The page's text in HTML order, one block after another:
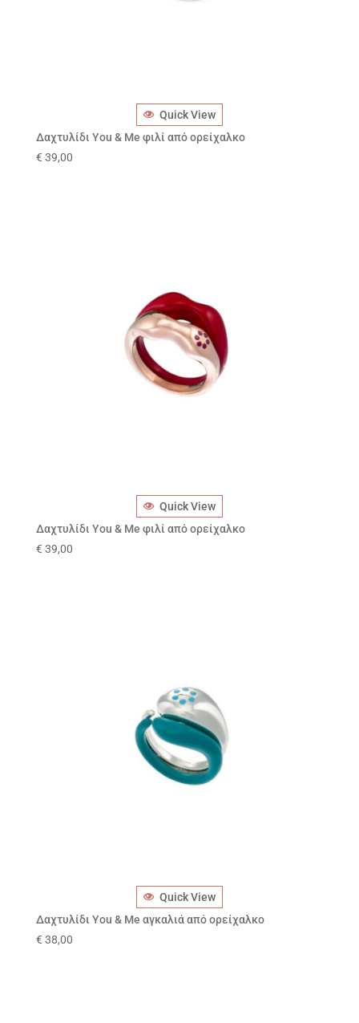
Quick View
Δαχτυλίδι You & Me φιλί από ορείχαλκο
€ 39,00
Quick View
Δαχτυλίδι You & Me φιλί από ορείχαλκο
€ 39,00
Quick View
Δαχτυλίδι You & Me αγκαλιά από ορείχαλκο
€ 38,00